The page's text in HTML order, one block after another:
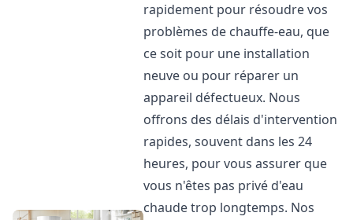
rapidement pour résoudre vos
problèmes de chauffe-eau, que
ce soit pour une installation
neuve ou pour réparer un
appareil défectueux. Nous
offrons des délais d'intervention
rapides, souvent dans les 24
heures, pour vous assurer que
vous n'êtes pas privé d'eau
chaude trop longtemps. Nos